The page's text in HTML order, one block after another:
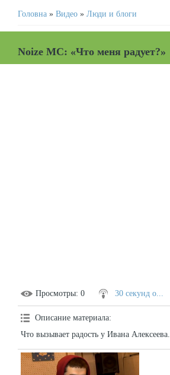
Головна » Видео » Люди и блоги
Noize MC: «Что меня радует?»
Просмотры: 0 30 секунд о...
Описание материала:
Что вызывает радость у Ивана Алексеева.